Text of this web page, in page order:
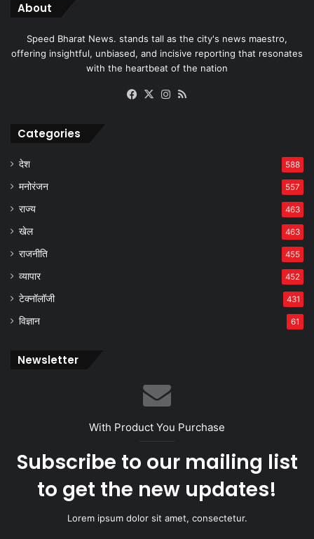
About
Speed Bharat News. stands tall as the city's news maestro,
offering insightful, unbiased, and incisive reporting that resonates
with the heartbeat of the nation
Facebook
X Instagram
Categories
देश 588
मनोरंजन 557
राज्य 463
खेल 463
राजनीति 455
व्यापार 452
टेक्नॉलॉजी 431
विज्ञान 61
Newsletter
With Product You Purchase
Subscribe to our mailing list
to get the new updates!
Lorem ipsum dolor sit amet, consectetur.